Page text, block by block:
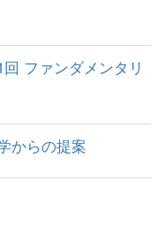
ファンダメンタリ
からの提案